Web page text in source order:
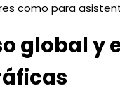
como para
global y